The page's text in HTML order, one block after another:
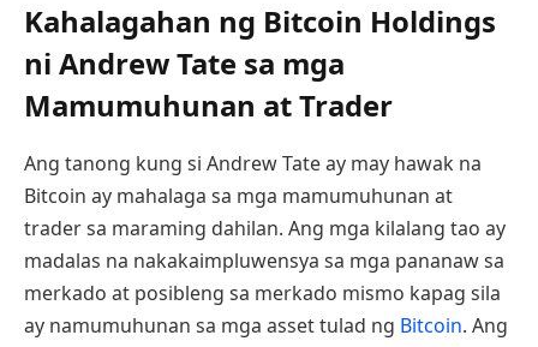
Kahalagahan ng Bitcoin Holdings
ni Andrew Tate sa mga
Mamumuhunan at Trader
Ang tanong kung si Andrew Tate ay may hawak na
Bitcoin ay mahalaga sa mga mamumuhunan at
trader sa maraming dahilan. Ang mga kilalang tao ay
madalas na nakakaimpluwensya sa mga pananaw sa
merkado at posibleng sa merkado mismo kapag sila
ay namumuhunan sa mga asset tulad ng Bitcoin. Ang